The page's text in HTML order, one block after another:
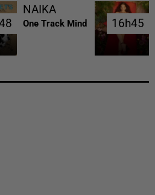
NAIKA
One Track Mind 16h45
16h45